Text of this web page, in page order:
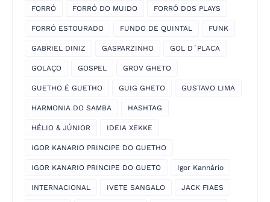
FORRÓ FORRÓ DO MUIDO FORRÓ DOS PLAYS
FORRÓ ESTOURADO FUNDO DE QUINTAL FUNK
GABRIEL DINIZ GASPARZINHO GOL D´PLACA
GOLAÇO GOSPEL GROV GHETO
GUETHO É GUETHO GUIG GHETO GUSTAVO LIMA
HARMONIA DO SAMBA HASHTAG
HÉLIO & JÚNIOR IDEIA XEKKE
IGOR KANARIO PRINCIPE DO GUETHO
IGOR KANARIO PRINCIPE DO GUETO Igor Kannário
INTERNACIONAL IVETE SANGALO JACK FIAES